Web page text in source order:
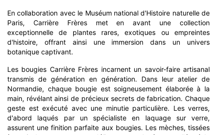
En collaboration avec le Muséum national d'Histoire naturelle de
Paris, Carrière Frères met en avant une collection
exceptionnelle de plantes rares, exotiques ou empreintes
d'histoire, offrant ainsi une immersion dans un univers
botanique captivant.
Les bougies Carrière Frères incarnent un savoir-faire artisanal
transmis de génération en génération. Dans leur atelier de
Normandie, chaque bougie est soigneusement élaborée à la
main, révélant ainsi de précieux secrets de fabrication. Chaque
geste est exécuté avec une minutie particulière. Les verres,
d'abord laqués par un spécialiste en laquage sur verre,
assurent une finition parfaite aux bougies. Les mèches, tissées